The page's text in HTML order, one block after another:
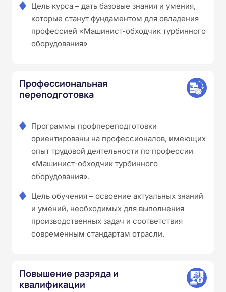
Цель курса – дать базовые знания и умения,
которые станут фундаментом для овладения
профессией «Машинист-обходчик турбинного
оборудования»
Профессиональная
переподготовка
Программы профпереподготовки
ориентированы на профессионалов, имеющих
опыт трудовой деятельности по профессии
«Машинист-обходчик турбинного
оборудования».
Цель обучения – освоение актуальных знаний
и умений, необходимых для выполнения
производственных задач и соответствия
современным стандартам отрасли.
Повышение разряда и
квалификации